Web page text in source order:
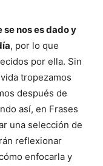
se nos es dado y
, por lo que
por ella. Sin
tropezamos
después de
así, en Frases
una selección de
reflexionar
enfocarla y